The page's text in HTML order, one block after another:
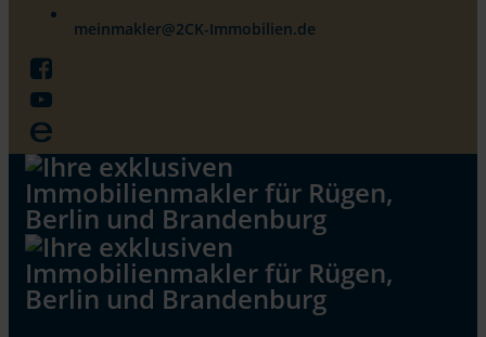
meinmakler@2CK-Immobilien.de